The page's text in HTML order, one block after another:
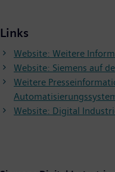
Links
Website: Weitere
Website: Siemens auf
Weitere
Website: Digital